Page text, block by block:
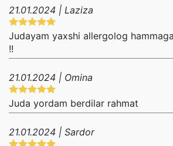
21.01.2024 | Laziza
Judayam yaxshi allergolog
!!
21.01.2024 | Omina
Juda yordam berdilar rahmat
21.01.2024 | Sardor